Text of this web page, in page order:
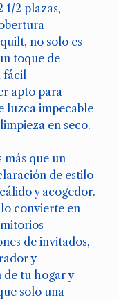
2 plazas,
no solo es
toque de
fácil
apto para
luzca impecable
en seco.
más que un
de estilo
y acogedor.
convierte en
de invitados,
y
tu hogar y
solo una